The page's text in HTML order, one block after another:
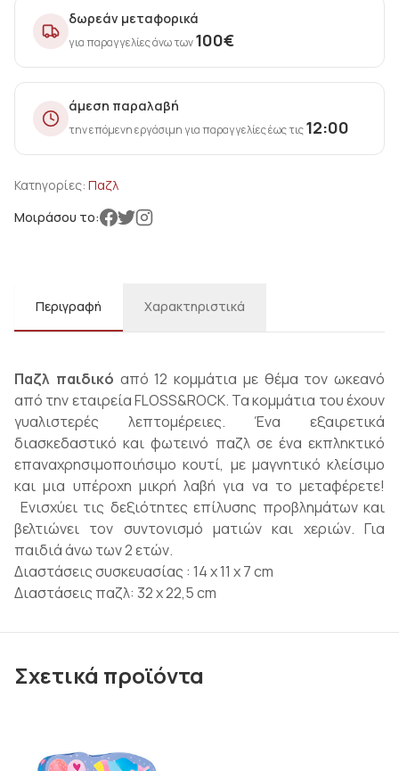
δωρεάν μεταφορικά
για παραγγελίες άνω των100€
άμεση παραλαβή
την επόμενη εργάσιμη για παραγγελίες έως τις12:00
Κατηγορίες: Παζλ
Μοιράσου το:
Περιγραφή Χαρακτηριστικά
Παζλ παιδικό από 12 κομμάτια με θέμα τον ωκεανό
από την εταιρεία FLOSS&ROCK. Τα κομμάτια του έχουν
γυαλιστερές λεπτομέρειες. Ένα εξαιρετικά
διασκεδαστικό και φωτεινό παζλ σε ένα εκπληκτικό
επαναχρησιμοποιήσιμο κουτί, με μαγνητικό κλείσιμο
και μια υπέροχη μικρή λαβή για να το μεταφέρετε!
Ενισχύει τις δεξιότητες επίλυσης προβλημάτων και
βελτιώνει τον συντονισμό ματιών και χεριών. Για
παιδιά άνω των 2 ετών.
Διαστάσεις συσκευασίας : 14 x 11 x 7 cm
Διαστάσεις παζλ: 32 x 22,5 cm
Σχετικά προϊόντα